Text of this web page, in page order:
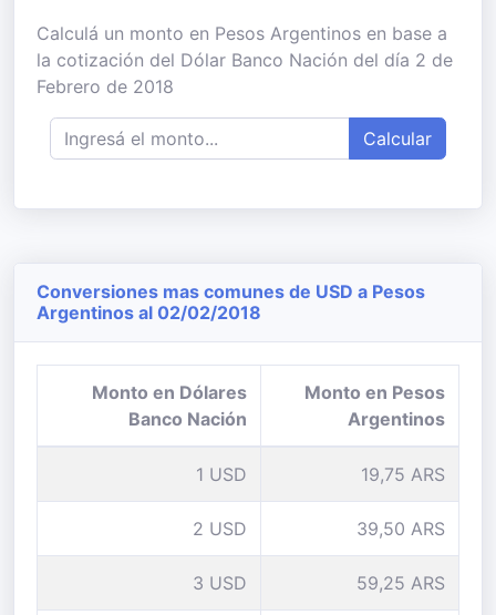
Calculá un monto en Pesos Argentinos en base a
la cotización del Dólar Banco Nación del día 2 de
Febrero de 2018
Calcular
Conversiones mas comunes de USD a Pesos
Argentinos al 02/02/2018
Monto en Dólares
Banco Nación
Monto en Pesos
Argentinos
1 USD 19,75 ARS
2 USD 39,50 ARS
3 USD 59,25 ARS